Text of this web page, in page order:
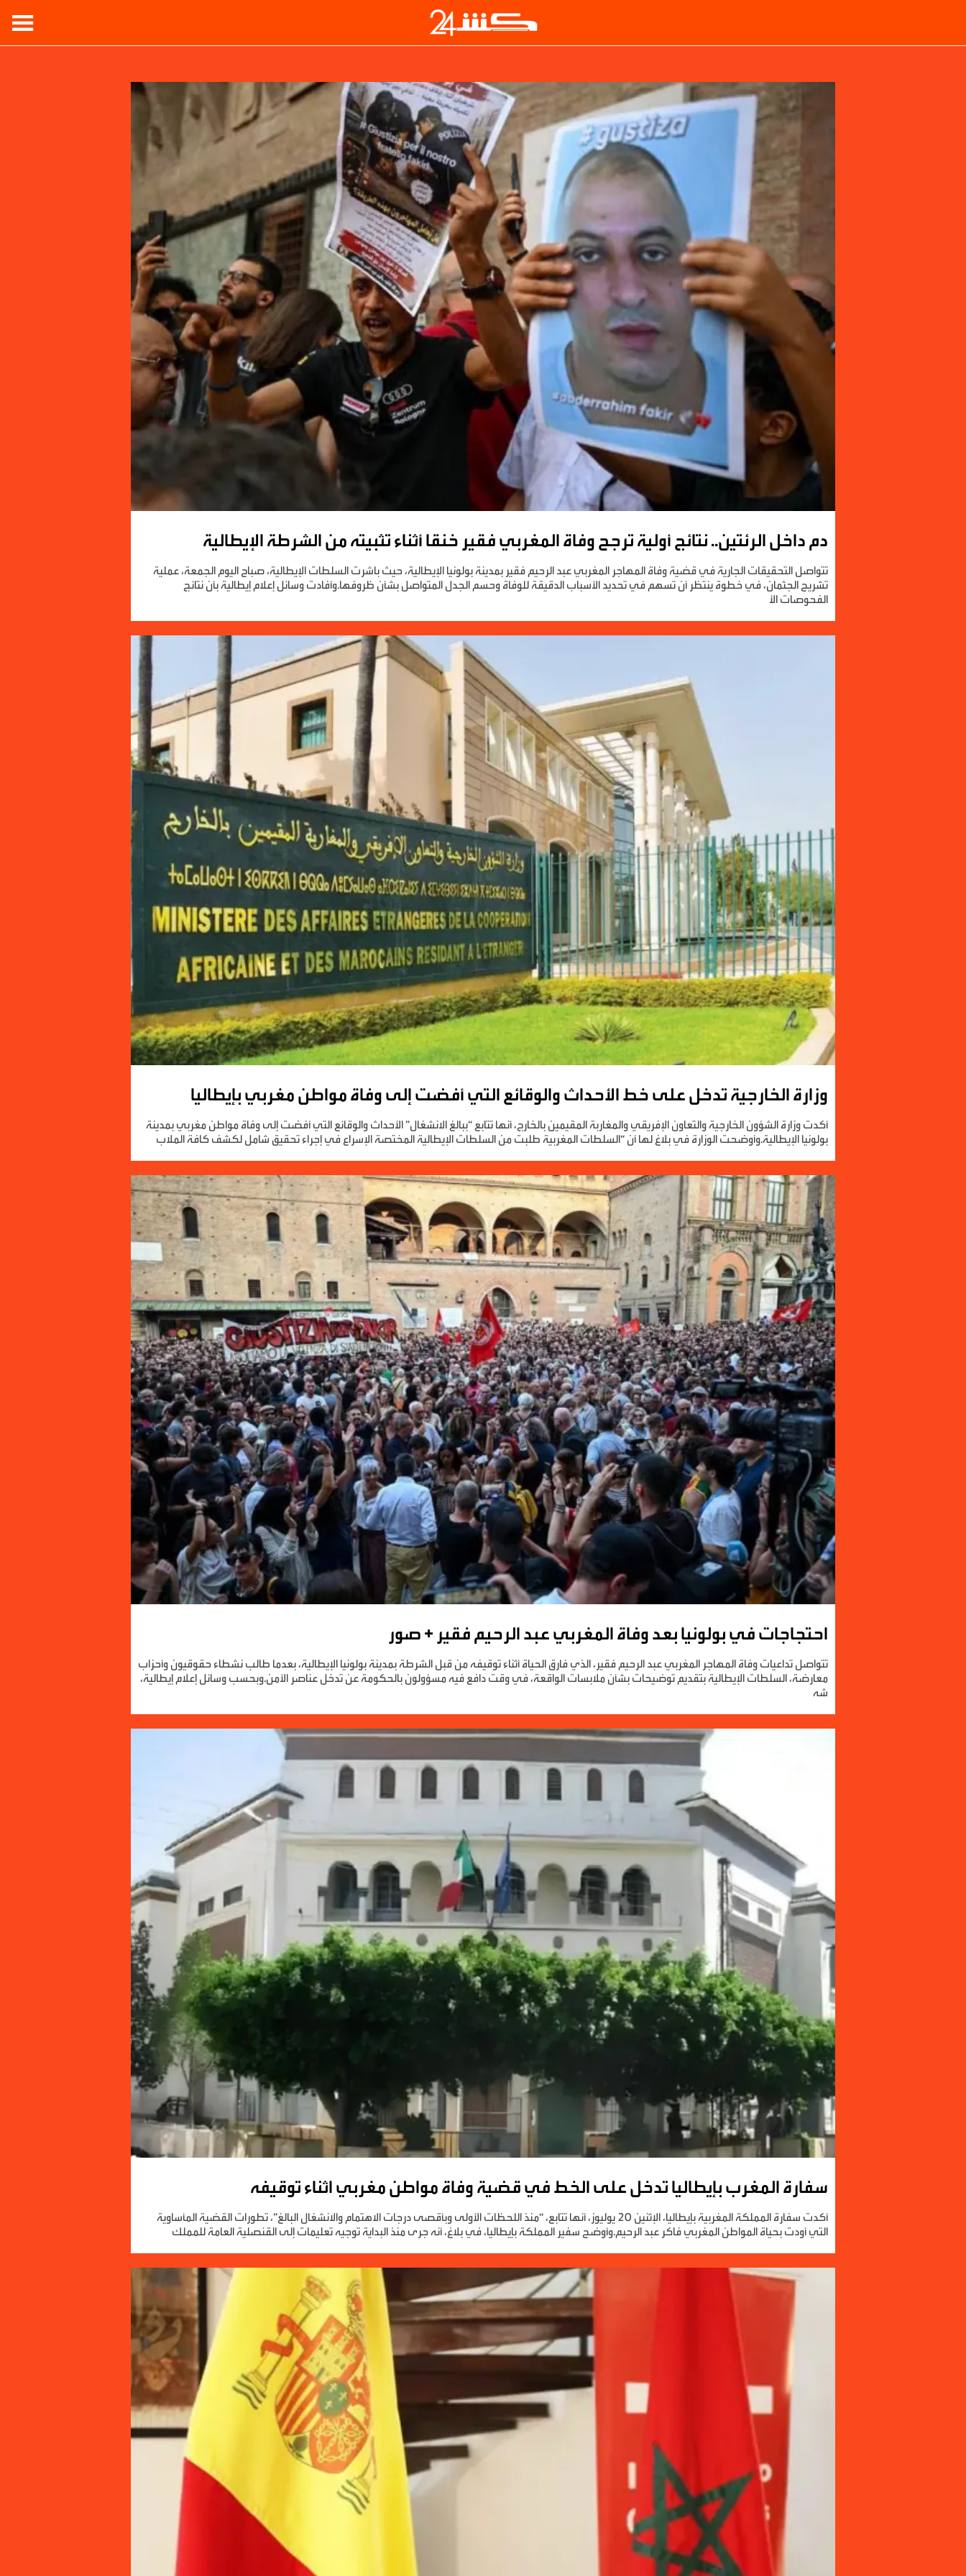
دم داخل الرئتين.. نتائج أولية ترجح وفاة المغربي فقير خنقا أثناء تثبيته من الشرطة الإيطالية
تتواصل التحقيقات الجارية في قضية وفاة المهاجر المغربي عبد الرحيم فقير بمدينة بولونيا الإيطالية، حيث باشرت السلطات الإيطالية، صباح اليوم الجمعة، عملية
تشريح الجثمان، في خطوة ينتظر أن تسهم في تحديد الأسباب الدقيقة للوفاة وحسم الجدل المتواصل بشأن ظروفها.وأفادت وسائل إعلام إيطالية بأن نتائج
الفحوصات الأ
وزارة الخارجية تدخل على خط الأحداث والوقائع التي أفضت إلى وفاة مواطن مغربي بإيطاليا
أكدت وزارة الشؤون الخارجية والتعاون الإفريقي والمغاربة المقيمين بالخارج، أنها تتابع “ببالغ الانشغال” الأحداث والوقائع التي أفضت إلى وفاة مواطن مغربي بمدينة
بولونيا الإيطالية.وأوضحت الوزارة في بلاغ لها أن “السلطات المغربية طلبت من السلطات الإيطالية المختصة الإسراع في إجراء تحقيق شامل لكشف كافة الملاب
تتواصل تداعيات وفاة المهاجر المغربي عبد الرحيم فقير، الذي فارق الحياة أثناء توقيفه من قبل الشرطة بمدينة بولونيا الإيطالية، بعدما طالب نشطاء حقوقيون وأحزاب
معارضة، السلطات الإيطالية بتقديم توضيحات بشأن ملابسات الواقعة، في وقت دافع فيه مسؤولون بالحكومة عن تدخل عناصر الأمن.وبحسب وسائل إعلام إيطالية،
شه
سفارة المغرب بإيطاليا تدخل على الخط في قضية وفاة مواطن مغربي اثناء توقيفه
أكدت سفارة المملكة المغربية بإيطاليا، الإثنين 20 يوليوز، أنها تتابع، “منذ اللحظات الأولى وبأقصى درجات الاهتمام والانشغال البالغ”، تطورات القضية المأساوية
التي أودت بحياة المواطن المغربي فاكر عبد الرحيم.وأوضح سفير المملكة بإيطاليا، في بلاغ، أنه جرى منذ البداية توجيه تعليمات إلى القنصلية العامة للمملك